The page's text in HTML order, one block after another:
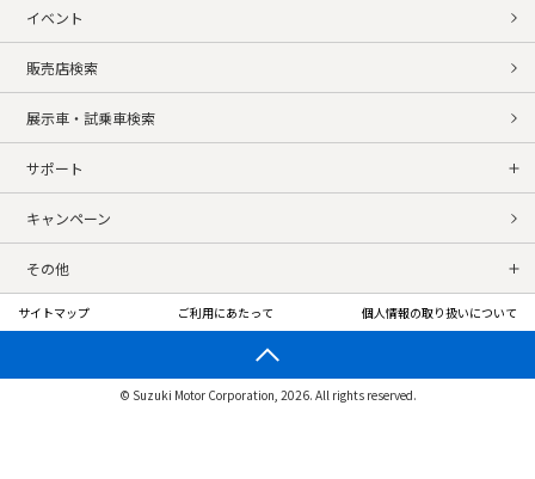
イベント
販売店検索
展示車・試乗車検索
サポート
キャンペーン
その他
サイトマップ ご利用にあたって 個人情報の取り扱いについて
© Suzuki Motor Corporation, 2026. All rights reserved.